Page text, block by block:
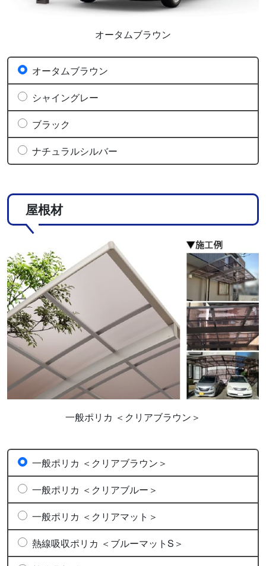
オータムブラウン
オータムブラウン
シャイングレー
ブラック
ナチュラルシルバー
屋根材
一般ポリカ ＜クリアブラウン＞
一般ポリカ ＜クリアブラウン＞
一般ポリカ ＜クリアブルー＞
一般ポリカ ＜クリアマット＞
熱線吸収ポリカ ＜ブルーマットS＞